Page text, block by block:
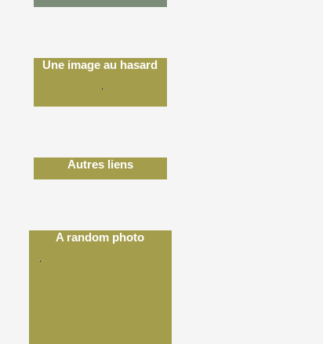
Une image au hasard
Autres liens
A random photo